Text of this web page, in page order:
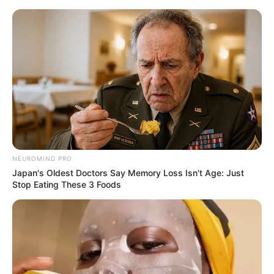
Sehenswürdigkeiten in Hanau
Hanau Veranstaltungen Hotels
Altstädter Rathaus (Goldschmiedehaus mit Museum) -
NEUROMIND PRO
Japan's Oldest Doctors Say Memory Loss Isn't Age: Just
Stop Eating These 3 Foods